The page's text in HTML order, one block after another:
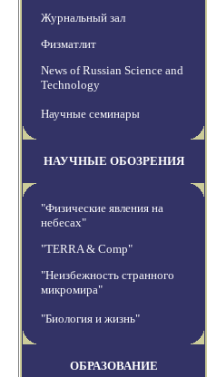
Журнальный зал
Физматлит
News of Russian Science and
Technology
Научные семинары
НАУЧНЫЕ ОБОЗРЕНИЯ
"Физические явления на
небесах"
"TERRA & Comp"
"Неизбежность странного
микромира"
"Биология и жизнь"
ОБРАЗОВАНИЕ